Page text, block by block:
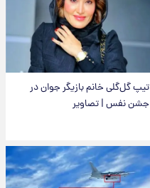
تیپ گل‌گلی خانم بازیگر جوان در
جشن نفس | تصاویر